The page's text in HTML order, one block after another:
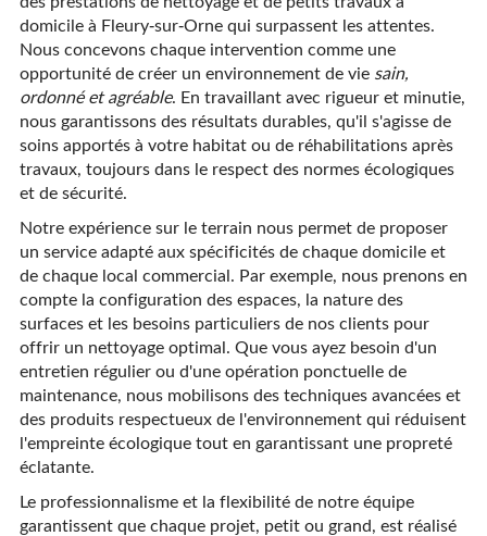
domicile à Fleury-sur-Orne qui surpassent les attentes.
Nous concevons chaque intervention comme une
opportunité de créer un environnement de vie sain,
ordonné et agréable. En travaillant avec rigueur et minutie,
nous garantissons des résultats durables, qu'il s'agisse de
soins apportés à votre habitat ou de réhabilitations après
travaux, toujours dans le respect des normes écologiques
et de sécurité.
Notre expérience sur le terrain nous permet de proposer
un service adapté aux spécificités de chaque domicile et
de chaque local commercial. Par exemple, nous prenons en
compte la configuration des espaces, la nature des
surfaces et les besoins particuliers de nos clients pour
offrir un nettoyage optimal. Que vous ayez besoin d'un
entretien régulier ou d'une opération ponctuelle de
maintenance, nous mobilisons des techniques avancées et
des produits respectueux de l'environnement qui réduisent
l'empreinte écologique tout en garantissant une propreté
éclatante.
Le professionnalisme et la flexibilité de notre équipe
garantissent que chaque projet, petit ou grand, est réalisé